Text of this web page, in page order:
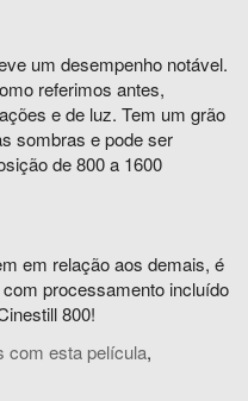
um desempenho notável.
referimos antes,
e de luz. Tem um grão
sombras e pode ser
de 800 a 1600
em relação aos demais, é
processamento incluído
800!
com esta película,